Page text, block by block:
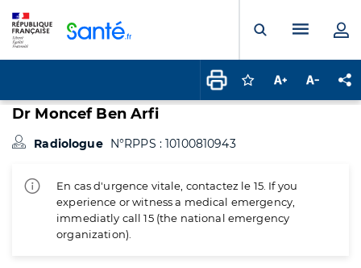
Ouvrir laMenu
Connectez-vous
Augmenter la
Dr Moncef Ben Arfi
Radiologue N°RPPS : 10100810943
En cas d'urgence vitale, contactez le 15. If you
experience or witness a medical emergency,
immediatly call 15 (the national emergency
organization).